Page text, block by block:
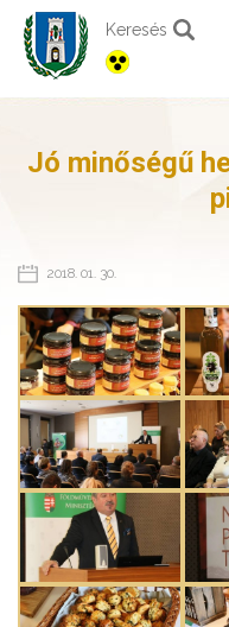
Keresés
Jó minőségű
2018. 01. 30.